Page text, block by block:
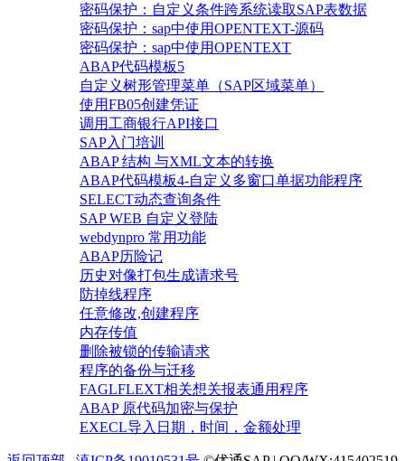
密码保护：自定义条件跨系统读取SAP表数据
密码保护：sap中使用OPENTEXT-源码
密码保护：sap中使用OPENTEXT
ABAP代码模板5
自定义树形管理菜单（SAP区域菜单）
使用FB05创建凭证
调用工商银行API接口
SAP入门培训
ABAP 结构 与XML文本的转换
ABAP代码模板4-自定义多窗口单据功能程序
SELECT动态查询条件
SAP WEB 自定义登陆
webdynpro 常用功能
ABAP历险记
历史对像打包生成请求号
防掉线程序
任意修改,创建程序
内存传值
删除被锁的传输请求
程序的备份与迁移
FAGLFLEXT相关想关报表通用程序
ABAP 原代码加密与保护
EXECL导入日期，时间，金额处理